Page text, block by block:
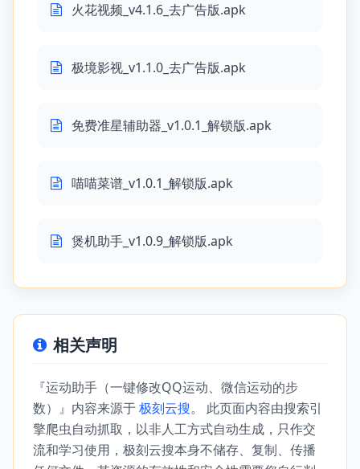
火花视频_v4.1.6_去广告版.apk
极境影视_v1.1.0_去广告版.apk
免费准星辅助器_v1.0.1_解锁版.apk
喵喵菜谱_v1.0.1_解锁版.apk
煲机助手_v1.0.9_解锁版.apk
相关声明
『运动助手（一键修改QQ运动、微信运动的步
数）』内容来源于极刻云搜。 此页面内容由搜索引
擎爬虫自动抓取，以非人工方式自动生成，只作交
流和学习使用，极刻云搜本身不储存、复制、传播